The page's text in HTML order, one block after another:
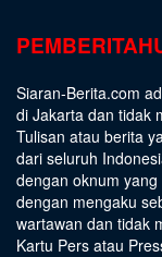
Siaran-Berita.com
di Jakarta dan tidak
Tulisan atau berita
dari seluruh
dengan oknum
dengan mengaku
wartawan dan tidak
Kartu Pers atau